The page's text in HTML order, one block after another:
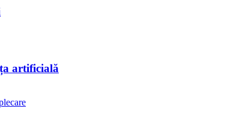
artificială